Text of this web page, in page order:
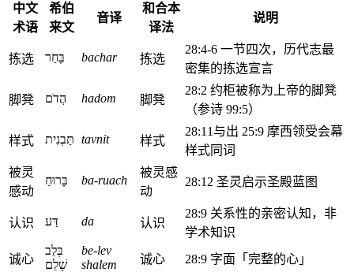
中文
术语
希伯
来文
音译
和合本
译法
说明
拣选 בָּחַר bachar 拣选
28:4-6 一节四次，历代志最
密集的拣选宣言
脚凳 הֲדֹם hadom 脚凳
28:2 约柜被称为上帝的脚凳
（参诗 99:5）
样式 תַּבְנִית tavnit 样式
28:11与出 25:9 摩西领受会幕
样式同词
被灵
感动
בָּרוּחַ ba-ruach
被灵感
动
28:12 圣灵启示圣殿蓝图
认识 דַּע da 认识
28:9 关系性的亲密认知，非
学术知识
诚心
בְּלֵב
שָׁלֵם
be-lev
shalem
诚心
28:9 字面「完整的心」